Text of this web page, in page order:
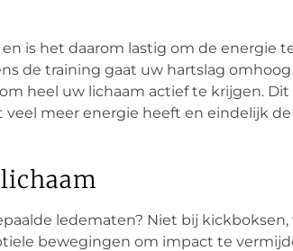
is het daarom lastig om de energie
de training gaat uw hartslag
heel uw lichaam actief te krijgen.
meer energie heeft en eindelijk
ledematen? Niet bij kickboksen,
bewegingen om impact te